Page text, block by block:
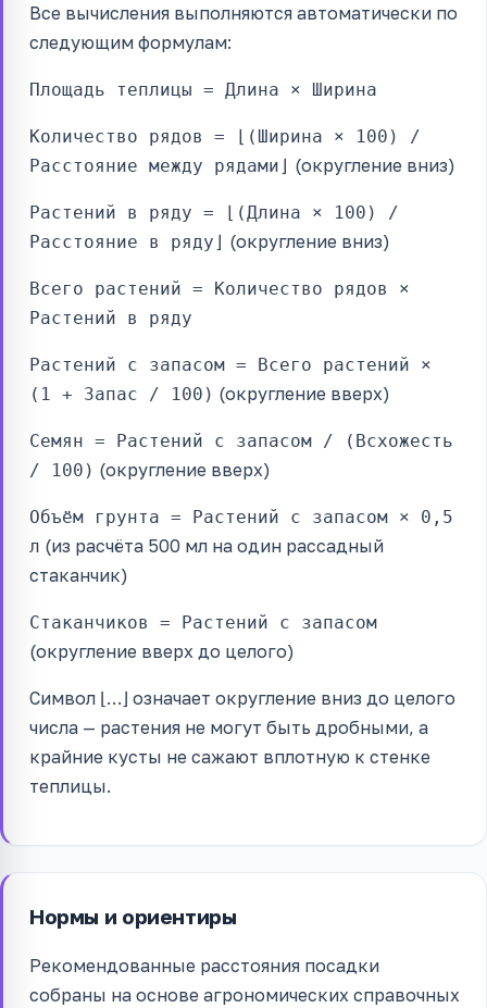
Все вычисления выполняются автоматически по
следующим формулам:
Площадь теплицы = Длина × Ширина
Количество рядов = ⌊(Ширина × 100) /
Расстояние между рядами⌋ (округление вниз)
Растений в ряду = ⌊(Длина × 100) /
Расстояние в ряду⌋ (округление вниз)
Всего растений = Количество рядов ×
Растений в ряду
Растений с запасом = Всего растений ×
(1 + Запас / 100) (округление вверх)
Семян = Растений с запасом / (Всхожесть
/ 100) (округление вверх)
Объём грунта = Растений с запасом × 0,5
л (из расчёта 500 мл на один рассадный
стаканчик)
Стаканчиков = Растений с запасом
(округление вверх до целого)
Символ ⌊…⌋ означает округление вниз до целого
числа — растения не могут быть дробными, а
крайние кусты не сажают вплотную к стенке
теплицы.
Нормы и ориентиры
Рекомендованные расстояния посадки
собраны на основе агрономических справочных